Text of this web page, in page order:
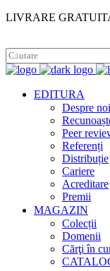
LIVRARE
EDITURA
Despre noi
Peer
Referenți
Distribuție
Cariere
Acreditare
Premii
MAGAZIN
Colecții
Domenii
Cărţi în